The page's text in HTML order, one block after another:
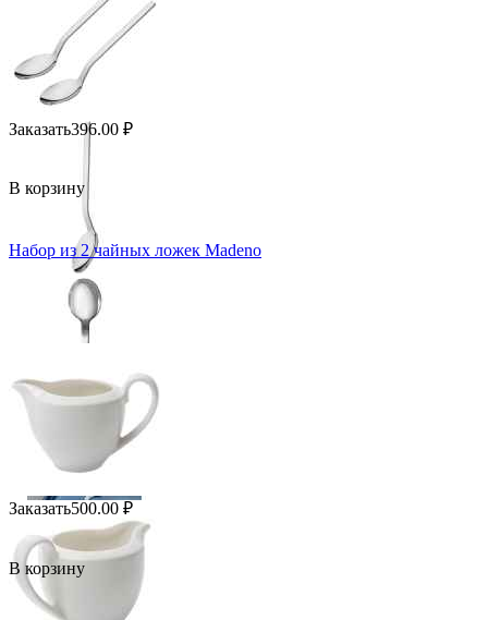
Заказать396.00 ₽
В корзину
Набор из 2 чайных ложек Madeno
Заказать500.00 ₽
В корзину